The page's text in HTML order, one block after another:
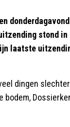
stond
laatste
dingen
bodem,